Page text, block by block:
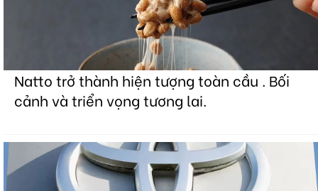
Natto trở thành hiện tượng toàn cầu . Bối
cảnh và triển vọng tương lai.